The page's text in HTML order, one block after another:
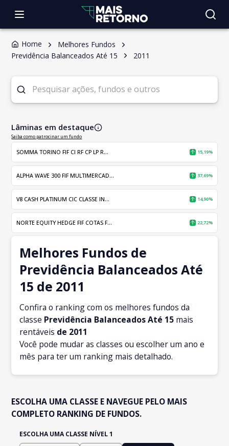
Home
Melhores Fundos
Previdência Balanceados Até 15
2011
Lâminas em destaque
Saiba como patrocinar um fundo
SOMMA TORINO FIF CI RF CP LP R... 15,19%
ALPHA WAVE 300 FIF MULTIMERCAD... 37,69%
V8 CASH PLATINUM CIC CLASSE IN... 14,90%
NORTE EQUITY HEDGE FIF COTAS F... 22,72%
Melhores Fundos de
Previdência Balanceados Até
15 de 2011
Confira o ranking com os melhores fundos da
classe Previdência Balanceados Até 15 mais
rentáveis de 2011
Você pode mudar as classes ou escolher um ano e
mês para ter um ranking mais detalhado.
ESCOLHA UMA CLASSE E NAVEGUE PELO MAIS
COMPLETO RANKING DE FUNDOS.
ESCOLHA UMA CLASSE NÍVEL 1